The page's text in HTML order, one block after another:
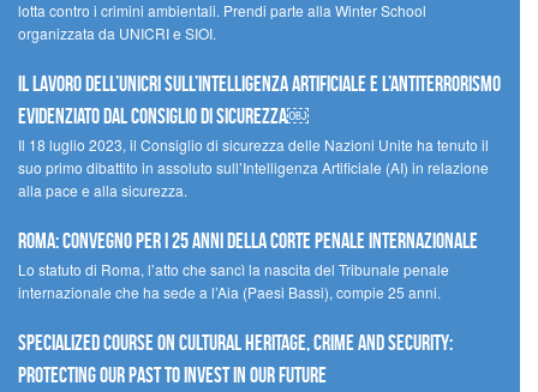
lotta contro i crimini ambientali. Prendi parte alla Winter School
organizzata da UNICRI e SIOI.
Il lavoro dell’UNICRI sull’intelligenza artificiale e l’antiterrorismo
evidenziato dal Consiglio di Sicurezza￼
Il 18 luglio 2023, il Consiglio di sicurezza delle Nazioni Unite ha tenuto il
suo primo dibattito in assoluto sull’Intelligenza Artificiale (AI) in relazione
alla pace e alla sicurezza.
Roma: convegno per i 25 anni della Corte penale internazionale
Lo statuto di Roma, l’atto che sancì la nascita del Tribunale penale
internazionale che ha sede a l’Aia (Paesi Bassi), compie 25 anni.
Specialized Course on Cultural Heritage, Crime and Security:
Protecting our Past to Invest in our Future